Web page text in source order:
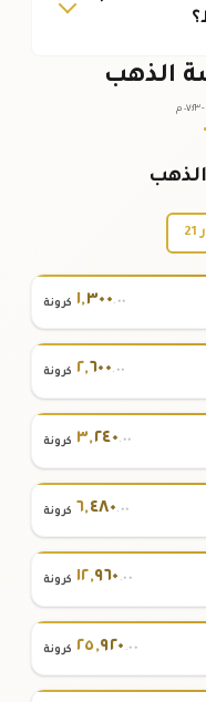
الذهب
٠٧:٢٣م
١,٣٠٠.٠٠ كرونة
٢,٦٠٠.٠٠ كرونة
٣,٢٤٠.٠٠ كرونة
٦,٤٨٠.٠٠ كرونة
١٢,٩٦٠ .٠٠ كرونة
٢٥,٩٢٠ .٠٠ كرونة